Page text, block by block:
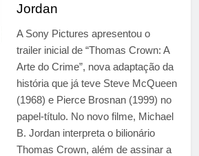
Jordan
A Sony Pictures apresentou o
trailer inicial de “Thomas Crown: A
Arte do Crime”, nova adaptação da
história que já teve Steve McQueen
(1968) e Pierce Brosnan (1999) no
papel-título. No novo filme, Michael
B. Jordan interpreta o bilionário
Thomas Crown, além de assinar a